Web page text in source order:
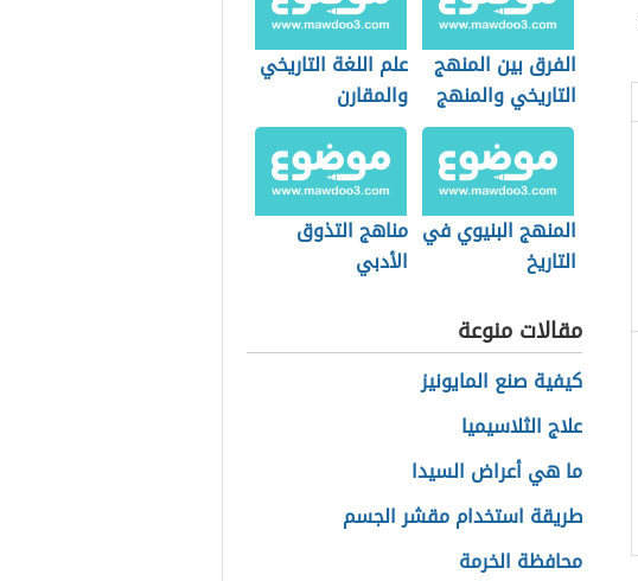
الفرق بين المنهج
التاريخي والمنهج
الاجتماعي
علم اللغة التاريخي
والمقارن
المنهج البنيوي في
التاريخ
مناهج التذوق
الأدبي
مقالات منوعة
كيفية صنع المايونيز
علاج الثلاسيميا
ما هي أعراض السيدا
طريقة استخدام مقشر الجسم
محافظة الخرمة